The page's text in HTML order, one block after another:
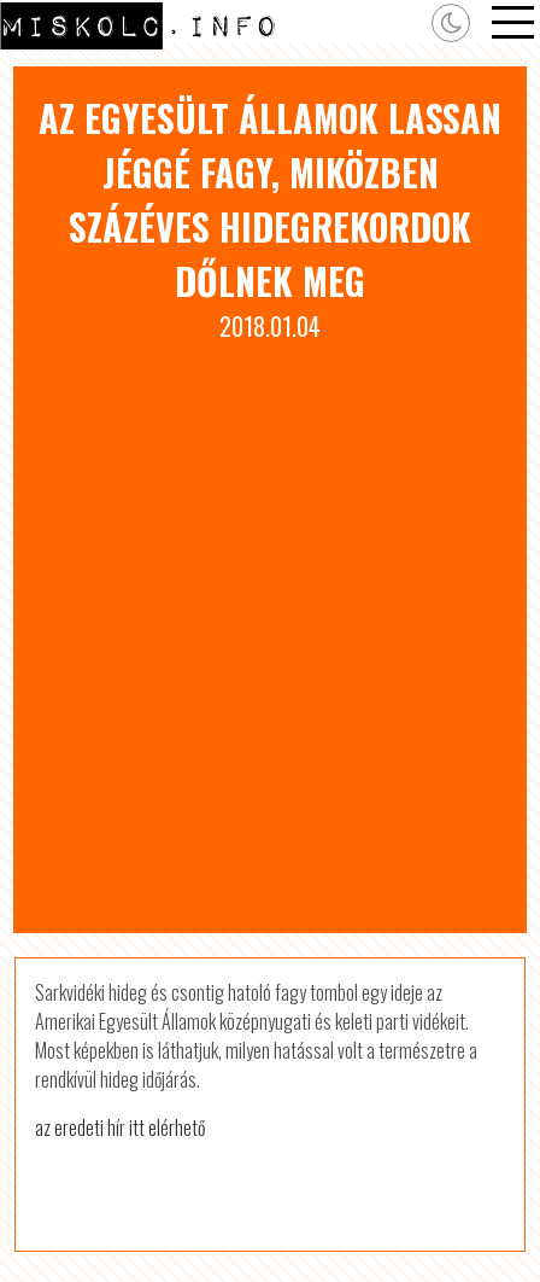
AZ EGYESÜLT ÁLLAMOK LASSAN
JÉGGÉ FAGY, MIKÖZBEN
SZÁZÉVES HIDEGREKORDOK
DŐLNEK MEG
2018.01.04
Sarkvidéki hideg és csontig hatoló fagy tombol egy ideje az
Amerikai Egyesült Államok középnyugati és keleti parti vidékeit.
Most képekben is láthatjuk, milyen hatással volt a természetre a
rendkívül hideg időjárás.
az eredeti hír itt elérhető